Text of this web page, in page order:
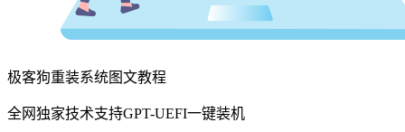
极客狗重装系统图文教程
全网独家技术支持GPT-UEFI一键装机